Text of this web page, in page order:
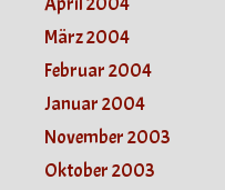
März 2004
Februar 2004
Januar 2004
November 2003
Oktober 2003